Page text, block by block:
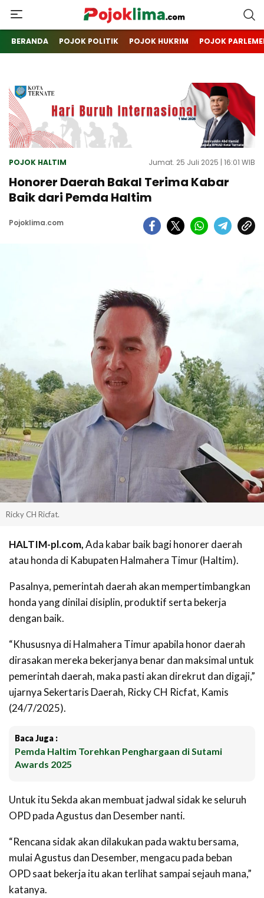
pojoklima.com
Mojokin
BERANDA POJOK POLITIK POJOK HUKRIM POJOK
POJOK HALTIM Jumat. 25 Juli 2025 | 16:01 WIB
Honorer Daerah Bakal Terima Kabar
Baik dari Pemda Haltim
Pojoklima.com
Ricky CH Ricfat.
HALTIM-pl.com,Ada kabar baik bagi honorer daerah
atau honda di Kabupaten Halmahera Timur (Haltim).
Pasalnya, pemerintah daerah akan mempertimbangkan
honda yang dinilai disiplin, produktif serta bekerja
dengan baik.
“Khususnya di Halmahera Timur apabila honor daerah
dirasakan mereka bekerjanya benar dan maksimal untuk
pemerintah daerah, maka pasti akan direkrut dan digaji,”
ujarnya Sekertaris Daerah, Ricky CH Ricfat, Kamis
(24/7/2025).
Baca Juga :
Pemda Haltim Torehkan Penghargaan di Sutami
Awards 2025
Untuk itu Sekda akan membuat jadwal sidak ke seluruh
OPD pada Agustus dan Desember nanti.
“Rencana sidak akan dilakukan pada waktu bersama,
mulai Agustus dan Desember, mengacu pada beban
OPD saat bekerja itu akan terlihat sampai sejauh mana,”
katanya.